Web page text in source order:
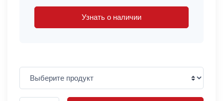
Узнать о наличии